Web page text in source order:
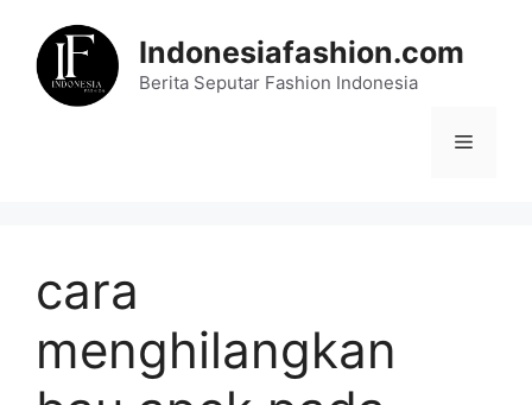
content
Indonesiafashion.com
Berita Seputar Fashion Indonesia
Menu
cara
menghilangkan